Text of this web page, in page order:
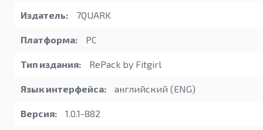
Издатель: 7QUARK
Платформа: PC
Тип издания: RePack by Fitgirl
Язык интерфейса: английский (ENG)
Версия: 1.0.1-882